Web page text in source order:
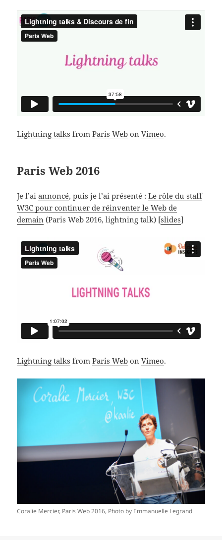
Lightning talks fromParis Web onVimeo.
Paris Web 2016
Je l’aiannoncé, puis je l’ai présenté :Le rôle du staff
W3C pour continuer de réinventer le Web de
demain (Paris Web 2016, lightning talk) [slides]
Lightning talks fromParis Web onVimeo.
Coralie Mercier, Paris Web 2016, Photo by Emmanuelle Legrand